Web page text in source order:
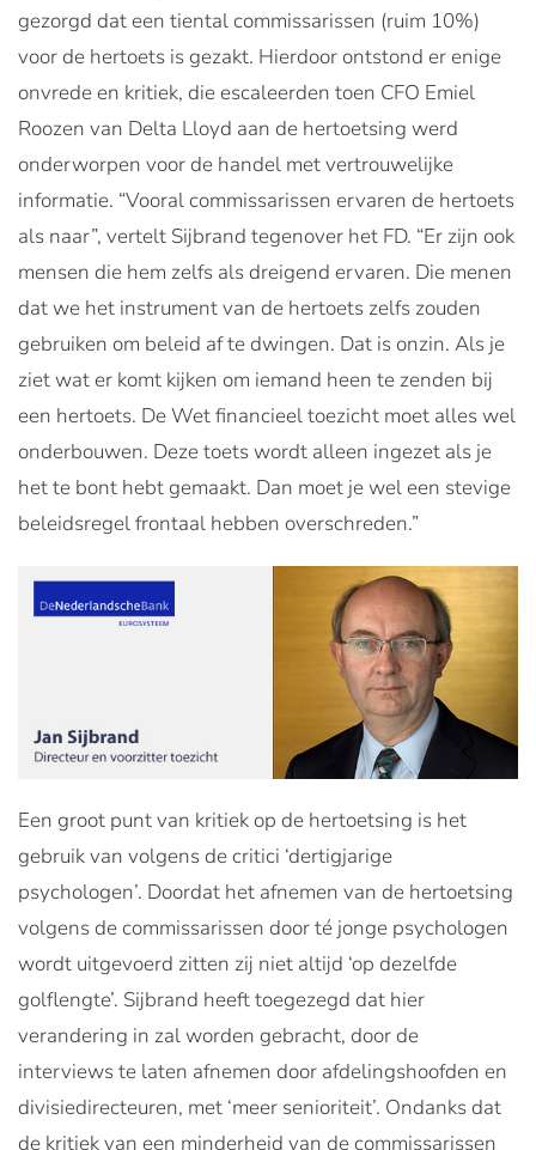
gezorgd dat een tiental commissarissen (ruim 10%)
voor de hertoets is gezakt. Hierdoor ontstond er enige
onvrede en kritiek, die escaleerden toen CFO Emiel
Roozen van Delta Lloyd aan de hertoetsing werd
onderworpen voor de handel met vertrouwelijke
informatie. “Vooral commissarissen ervaren de hertoets
als naar”, vertelt Sijbrand tegenover het FD. “Er zijn ook
mensen die hem zelfs als dreigend ervaren. Die menen
dat we het instrument van de hertoets zelfs zouden
gebruiken om beleid af te dwingen. Dat is onzin. Als je
ziet wat er komt kijken om iemand heen te zenden bij
een hertoets. De Wet financieel toezicht moet alles wel
onderbouwen. Deze toets wordt alleen ingezet als je
het te bont hebt gemaakt. Dan moet je wel een stevige
beleidsregel frontaal hebben overschreden.”
Een groot punt van kritiek op de hertoetsing is het
gebruik van volgens de critici ‘dertigjarige
psychologen’. Doordat het afnemen van de hertoetsing
volgens de commissarissen door té jonge psychologen
wordt uitgevoerd zitten zij niet altijd ‘op dezelfde
golflengte’. Sijbrand heeft toegezegd dat hier
verandering in zal worden gebracht, door de
interviews te laten afnemen door afdelingshoofden en
divisiedirecteuren, met ‘meer senioriteit’. Ondanks dat
de kritiek van een minderheid van de commissarissen